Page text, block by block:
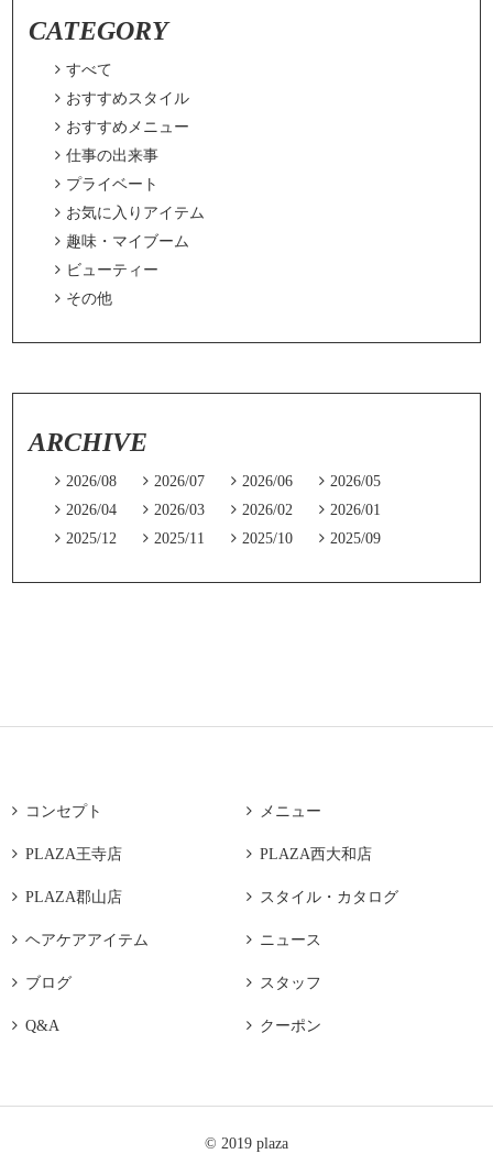
CATEGORY
 すべて
 おすすめスタイル
 おすすめメニュー
 仕事の出来事
 プライベート
 お気に入りアイテム
 趣味・マイブーム
 ビューティー
 その他
ARCHIVE
 2026/08  2026/07  2026/06  2026/05
 2026/04  2026/03  2026/02  2026/01
 2025/12  2025/11  2025/10  2025/09
 コンセプト  メニュー
 PLAZA王寺店  PLAZA西大和店
 PLAZA郡山店  スタイル・カタログ
 ヘアケアアイテム  ニュース
 ブログ  スタッフ
 Q&A  クーポン
© 2019 plaza